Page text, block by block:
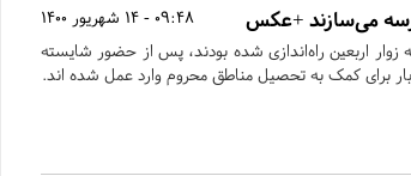
09:48 - 14 شهریور 1400 می‌سازند +عکس
اربعین راه‌اندازی شده بودند، پس از حضور شایسته
برای کمک به تحصیل مناطق محروم وارد عمل شده اند.